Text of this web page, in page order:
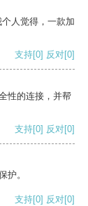
人觉得，一款加
支持[0] 反对[0]
性的连接，并帮
支持[0] 反对[0]
护。
支持[0] 反对[0]